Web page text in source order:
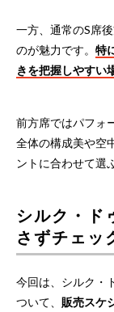
一方、通常のS席
のが魅力です。 特
きを把握しやすい
前方席ではパフォ
全体の構成美や空
ントに合わせて選
シルク・ド
さずチェッ
今回は、シルク・
ついて、 販売スケ